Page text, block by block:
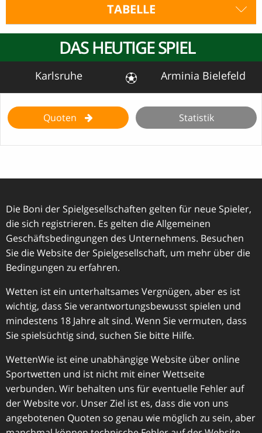
TABELLE
DAS HEUTIGE SPIEL
Karlsruhe Arminia Bielefeld
Quoten Statistik
Die Boni der Spielgesellschaften gelten für neue Spieler,
die sich registrieren. Es gelten die Allgemeinen
Geschäftsbedingungen des Unternehmens. Besuchen
Sie die Website der Spielgesellschaft, um mehr über die
Bedingungen zu erfahren.
Wetten ist ein unterhaltsames Vergnügen, aber es ist
wichtig, dass Sie verantwortungsbewusst spielen und
mindestens 18 Jahre alt sind. Wenn Sie vermuten, dass
Sie spielsüchtig sind, suchen Sie bitte Hilfe.
WettenWie ist eine unabhängige Website über online
Sportwetten und ist nicht mit einer Wettseite
verbunden. Wir behalten uns für eventuelle Fehler auf
der Website vor. Unser Ziel ist es, dass die von uns
angebotenen Quoten so genau wie möglich zu sein, aber